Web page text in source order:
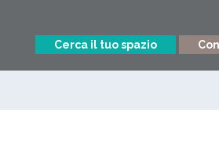
Cerca il tuo spazio